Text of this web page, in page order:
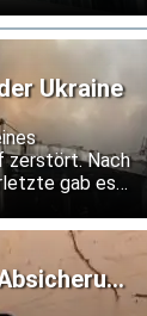
Ukraine
zerstört. Nach
gab es